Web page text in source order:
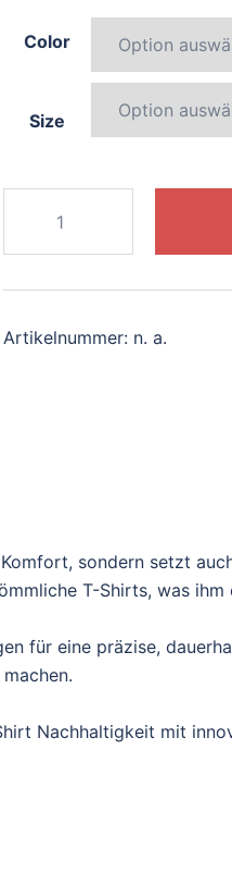
Color
Size
serene-
mermaid
Menge
Artikelnummer: n. a.
sondern setzt
T-Shirts, was
für eine präzise,
Nachhaltigkeit mit